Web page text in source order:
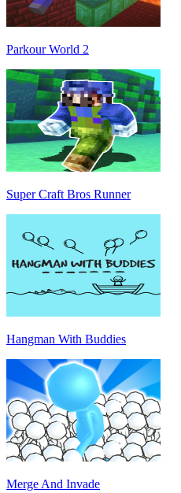
Parkour World 2
Super Craft Bros Runner
Hangman With Buddies
Merge And Invade